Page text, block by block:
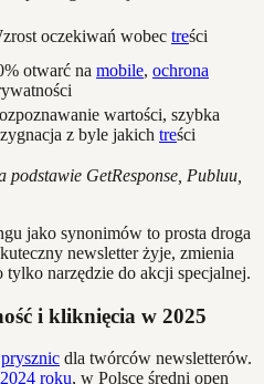
oczekiwań wobec treści
otwarć na mobile, ochrona
wartości, szybka
z byle jakich treści
podstawie GetResponse, Publuu,
jako synonimów to prosta droga
newsletter żyje, zmienia
tylko narzędzie do akcji specjalnej.
i kliknięcia w 2025
prysznic dla twórców newsletterów.
roku, w Polsce średni open